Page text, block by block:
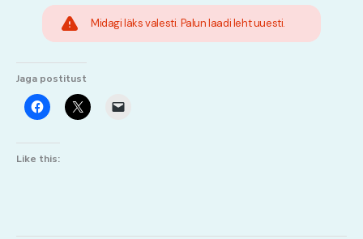
Midagi läks valesti. Palun laadi leht uuesti.
Jaga postitust
Like this: